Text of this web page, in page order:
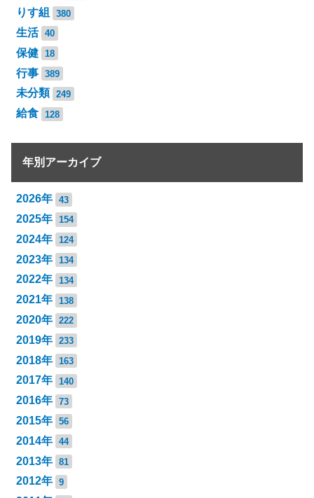
りす組 380
生活 40
保健 18
行事 389
未分類 249
給食 128
年別アーカイブ
2026年 43
2025年 154
2024年 124
2023年 134
2022年 134
2021年 138
2020年 222
2019年 233
2018年 163
2017年 140
2016年 73
2015年 56
2014年 44
2013年 81
2012年 9